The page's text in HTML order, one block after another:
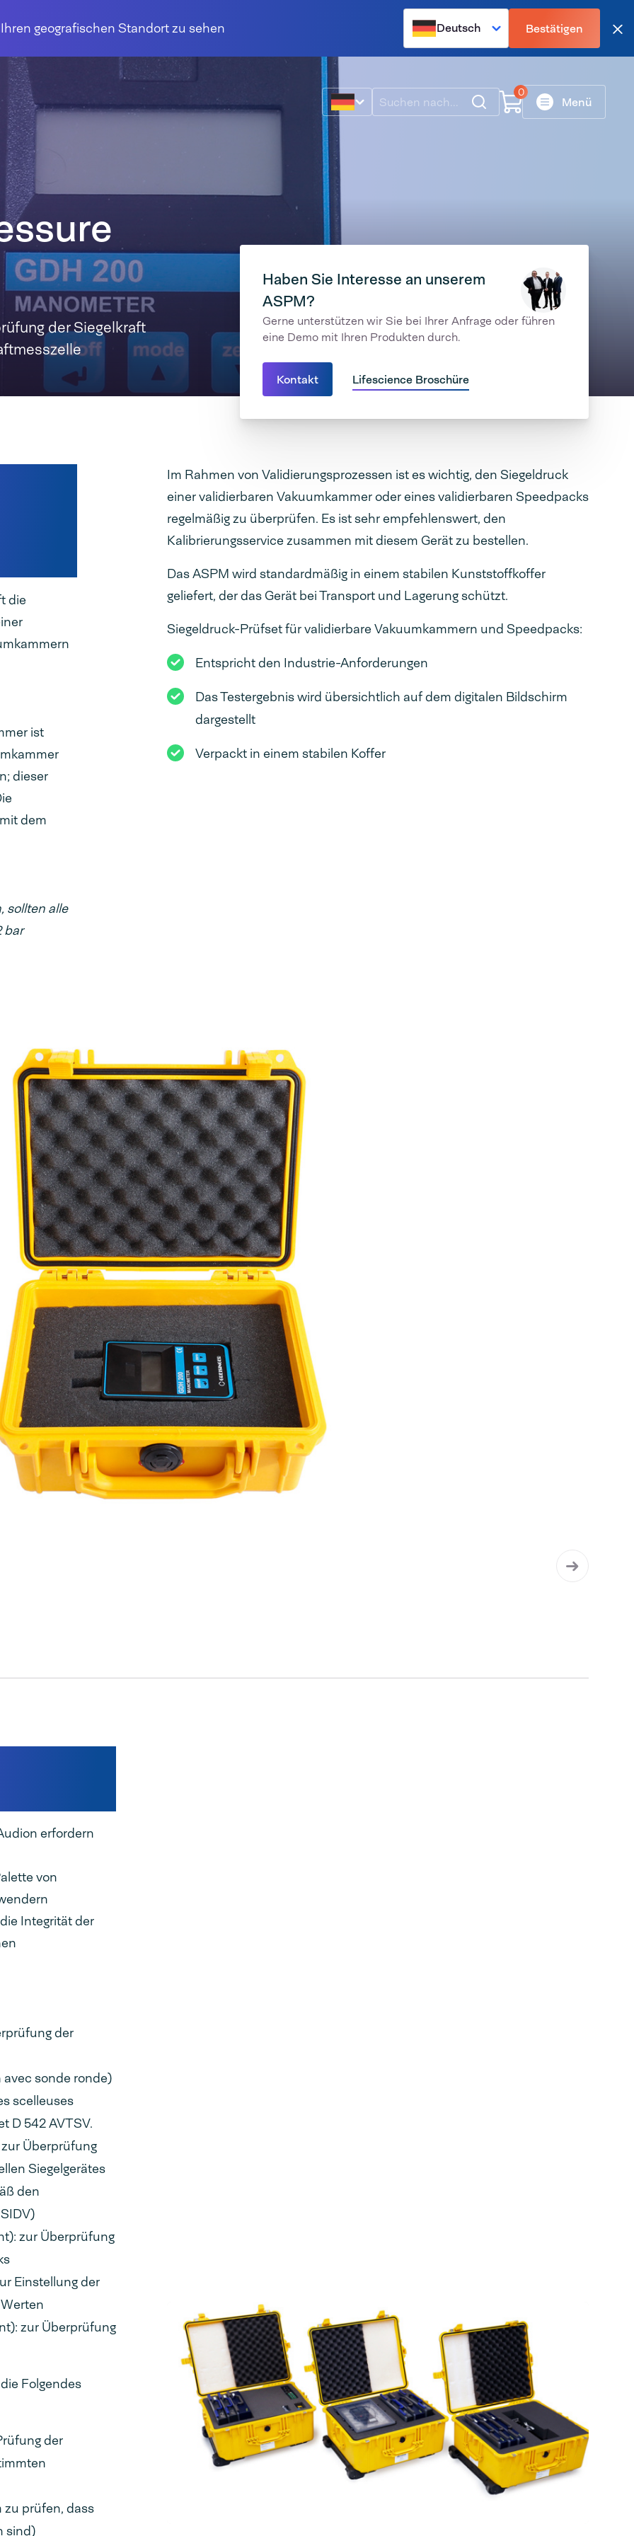
geografischen Standort zu sehen
Deutsch Bestätigen
Suche 0
Menü
der Siegelkraft
Haben Sie Interesse an unserem
ASPM?
Gerne unterstützen wir Sie bei Ihrer Anfrage oder führen
eine Demo mit Ihren Produkten durch.
Kontakt Lifescience Broschüre
die
ist
dieser
dem
sollten alle
bar
Im Rahmen von Validierungsprozessen ist es wichtig, den Siegeldruck
einer validierbaren Vakuumkammer oder eines validierbaren Speedpacks
regelmäßig zu überprüfen. Es ist sehr empfehlenswert, den
Kalibrierungsservice zusammen mit diesem Gerät zu bestellen.
Das ASPM wird standardmäßig in einem stabilen Kunststoffkoffer
geliefert, der das Gerät bei Transport und Lagerung schützt.
Siegeldruck-Prüfset für validierbare Vakuumkammern und Speedpacks:
Entspricht den Industrie-Anforderungen
Das Testergebnis wird übersichtlich auf dem digitalen Bildschirm
dargestellt
Verpackt in einem stabilen Koffer
erfordern
von
Integrität der
der
sonde ronde)
scelleuses
D 542 AVTSV.
Überprüfung
Siegelgerätes
den
zur Überprüfung
Einstellung der
zur Überprüfung
Folgendes
der
zu prüfen, dass
sind)